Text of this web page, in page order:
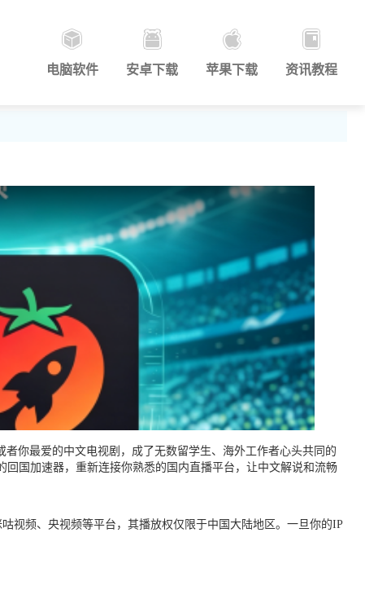
电脑软件 安卓下载 苹果下载 资讯教程
者你最爱的中文电视剧，成了无数留学生、海外工作者心头共同的
国加速器，重新连接你熟悉的国内直播平台，让中文解说和流畅
视频、央视频等平台，其播放权仅限于中国大陆地区。一旦你的IP